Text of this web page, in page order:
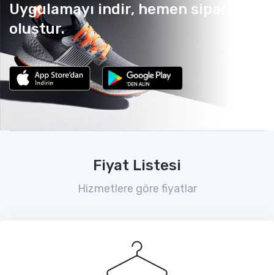
Uygulamayı indir, hemen sipariş
oluştur.
Fiyat Listesi
Hizmetlere göre fiyatlar